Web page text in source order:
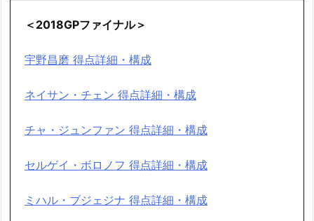
＜2018GPファイナル＞
宇野昌磨 得点詳細・構成
ネイサン・チェン 得点詳細・構成
チャ・ジュンファン 得点詳細・構成
セルゲイ・ボロノフ 得点詳細・構成
ミハル・ブジェジナ 得点詳細・構成